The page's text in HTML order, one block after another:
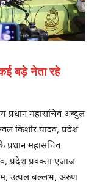
बड़े नेता रहे
प्रधान महासचिव अब्दुल
नवल किशोर यादव, प्रदेश
प्रधान महासचिव
प्रदेश प्रवक्ता एजाज
उत्पल बल्लभ, अरुण